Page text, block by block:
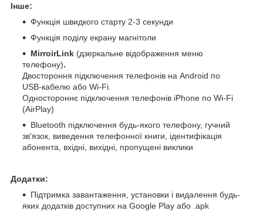
Інше:
Функція швидкого старту 2-3 секунди
Функція поділу екрану магнітоли
MirroirLink (дзеркальне відображення меню
телефону).
Двостороння підключення телефонів на Android по
USB-кабелю або Wi-Fi.
Одностороннє підключення телефонів iPhone по Wi-Fi
(AirPlay)
Bluetooth підключення будь-якого телефону, гучний
зв'язок, виведення телефонної книги, ідентифікація
абонента, вхідні, вихідні, пропущені виклики
Додатки:
Підтримка завантаження, установки і видалення будь-
яких додатків доступних на Google Play або .apk